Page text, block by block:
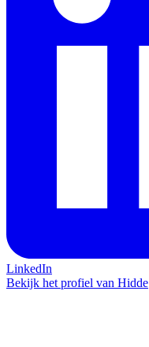
LinkedIn
Bekijk het profiel van Hidde